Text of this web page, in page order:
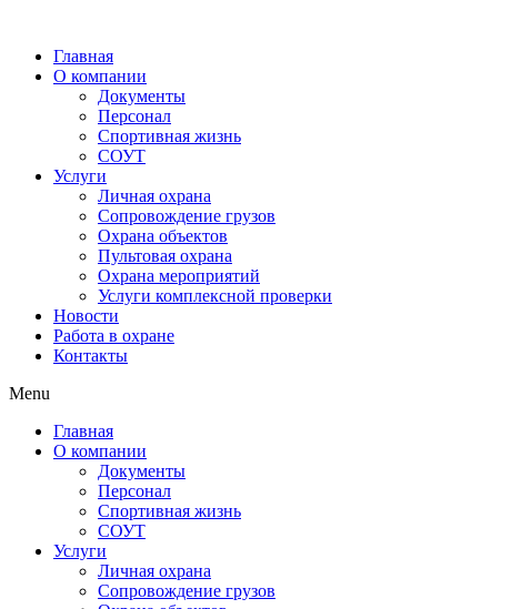
Главная
О компании
Документы
Персонал
Спортивная жизнь
СОУТ
Услуги
Личная охрана
Сопровождение грузов
Охрана объектов
Пультовая охрана
Охрана мероприятий
Услуги комплексной проверки
Новости
Работа в охране
Контакты
Menu
Главная
О компании
Документы
Персонал
Спортивная жизнь
СОУТ
Услуги
Личная охрана
Сопровождение грузов